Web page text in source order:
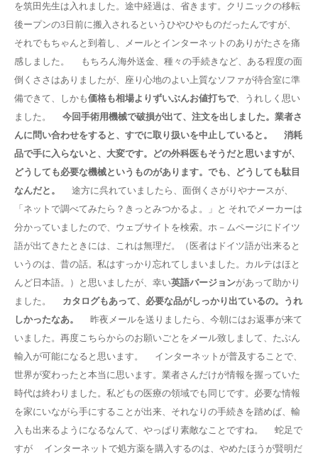
を筑田先生は入れました。途中経過は、省きます。クリニックの移転
後ープンの3日前に搬入されるというひやひやものだったんですが、
それでもちゃんと到着し、メールとインターネットのありがたさを痛
感しました。 もちろん海外送金、種々の手続きなど、ある程度の面
倒くささはありましたが、座り心地のよい上質なソファが待合室に準
備できて、しかも価格も相場よりずいぶんお値打ちで、うれしく思い
ました。
今回手術用機械で破損が出て、注文を出しました。業者さ
んに問い合わせをすると、すでに取り扱いを中止していると。 消耗
品で手に入らないと、大変です。どの外科医もそうだと思いますが、
どうしても必要な機械というものがあります。でも、どうしても駄目
なんだと。
途方に呉れていましたら、面倒くさがりやナースが、
「ネットで調べてみたら？きっとみつかるよ。」と それでメーカーは
分かっていましたので、ウェブサイトを検索。ホ－ムページにドイツ
語が出てきたときには、これは無理だ。（医者はドイツ語が出来ると
いうのは、昔の話。私はすっかり忘れてしまいました。カルテはほと
んど日本語。）と思いましたが、幸い英語バージョンがあって助かり
ました。 カタログもあって、必要な品がしっかり出ているの。うれ
しかったなあ。
昨夜メールを送りましたら、今朝にはお返事が来て
いました。再度こちらからのお願いごとをメール致しまして、たぶん
輸入が可能になると思います。 インターネットが普及することで、
世界が変わったと本当に思います。業者さんだけが情報を握っていた
時代は終わりました。私どもの医療の領域でも同じです。必要な情報
を家にいながら手にすることが出来、それなりの手続きを踏めば、輸
入も出来るようになるなんて、やっぱり素敵なことですね。 蛇足で
すが インターネットで処方薬を購入するのは、やめたほうが賢明だ